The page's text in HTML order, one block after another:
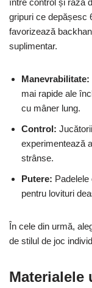
între control și rază
gripuri ce depășesc
favorizează
suplimentar.
Manevrabilitate:
mai rapide ale
cu mâner lung.
Control:
experimentează
strânse.
Putere:
pentru lovituri
În cele din urmă,
de stilul de joc
Materialele